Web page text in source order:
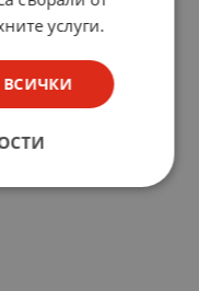
услуги.
ВСИЧКИ